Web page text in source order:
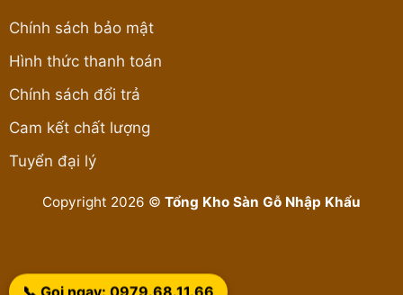
Chính sách bảo mật
Hình thức thanh toán
Chính sách đổi trả
Cam kết chất lượng
Tuyển đại lý
Copyright 2026 © Tổng Kho Sàn Gỗ Nhập Khẩu
📞 Gọi ngay: 0979.68.11.66